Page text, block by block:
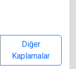
Diğer
Kaplamalar